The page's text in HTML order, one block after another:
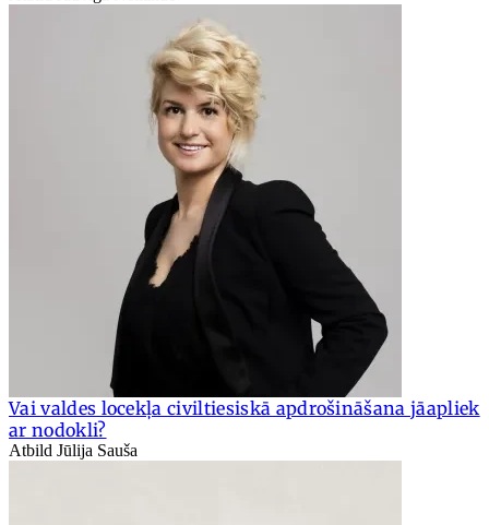
Vai valdes locekļa civiltiesiskā apdrošināšana jāapliek
ar nodokli?
Atbild Jūlija Sauša